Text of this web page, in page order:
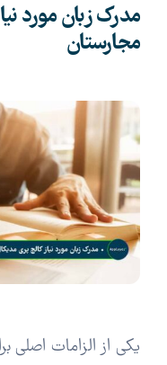
مدرک زبان مورد
مجارستان
یکی از الزامات اصلی